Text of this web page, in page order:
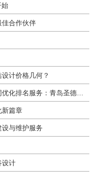
始
佳合作伙伴
计价格几何？
新篇章
与维护服务
设计